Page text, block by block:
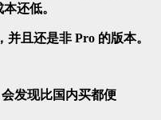
还低。
且还是非 Pro 的版本。
发现比国内买都便